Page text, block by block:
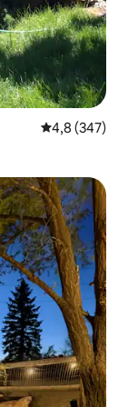
Gemiddelde
4,8 (347)